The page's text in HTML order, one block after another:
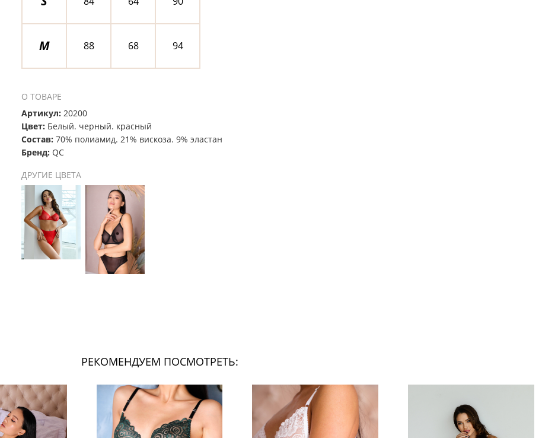
M 88 68 94
О ТОВАРЕ
Артикул: 20200
Цвет: Белый. черный. красный
Состав: 70% полиамид. 21% вискоза. 9% эластан
Бренд: QC
ДРУГИЕ ЦВЕТА
РЕКОМЕНДУЕМ ПОСМОТРЕТЬ: